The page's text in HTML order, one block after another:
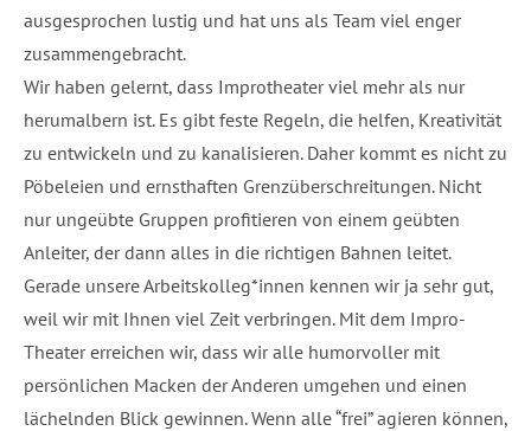
ausgesprochen lustig und hat uns als Team viel enger
zusammengebracht.
Wir haben gelernt, dass Improtheater viel mehr als nur
herumalbern ist. Es gibt feste Regeln, die helfen, Kreativität
zu entwickeln und zu kanalisieren. Daher kommt es nicht zu
Pöbeleien und ernsthaften Grenzüberschreitungen. Nicht
nur ungeübte Gruppen profitieren von einem geübten
Anleiter, der dann alles in die richtigen Bahnen leitet.
Gerade unsere Arbeitskolleg*innen kennen wir ja sehr gut,
weil wir mit Ihnen viel Zeit verbringen. Mit dem Impro-
Theater erreichen wir, dass wir alle humorvoller mit
persönlichen Macken der Anderen umgehen und einen
lächelnden Blick gewinnen. Wenn alle “frei” agieren können,